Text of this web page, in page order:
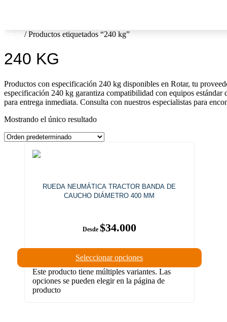
/ Productos etiquetados “240 kg”
240 KG
Productos con especificación 240 kg disponibles en Rotar, tu
especificación 240 kg garantiza compatibilidad con equipos
para entrega inmediata. Consulta con nuestros especialistas para
Mostrando el único resultado
RUEDA NEUMÁTICA TRACTOR BANDA DE
CAUCHO DIÁMETRO 400 MM
$34.000
Seleccionar opciones
Este producto tiene múltiples variantes. Las
opciones se pueden elegir en la página de
producto